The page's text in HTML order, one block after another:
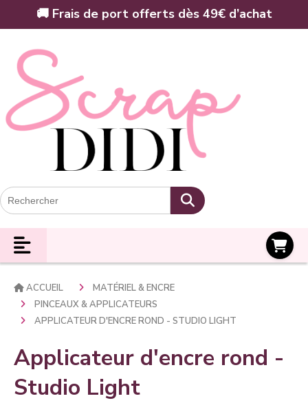
🚚 Frais de port offerts dès 49€ d’achat
ACCUEIL
MATÉRIEL & ENCRE
PINCEAUX & APPLICATEURS
APPLICATEUR D'ENCRE ROND - STUDIO LIGHT
Applicateur d'encre rond -
Studio Light